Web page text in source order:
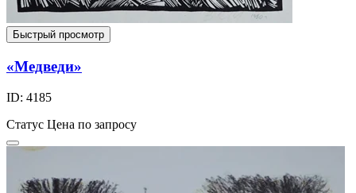
Быстрый просмотр
«Медведи»
ID: 4185
Статус Цена по запросу